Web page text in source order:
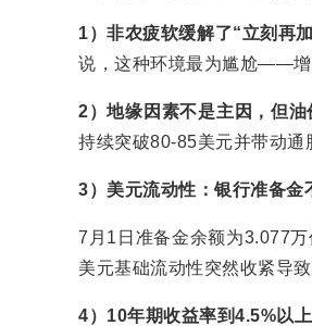
1）非农疲软缓解了“立刻再
说，这种环境最为尴尬——增
2）地缘因素不是主因，但
持续突破80-85美元并带动通
3）美元流动性：银行准备金
7月1日准备金余额为3.077
美元基础流动性突然收紧导致
4）10年期收益率到4.5%以